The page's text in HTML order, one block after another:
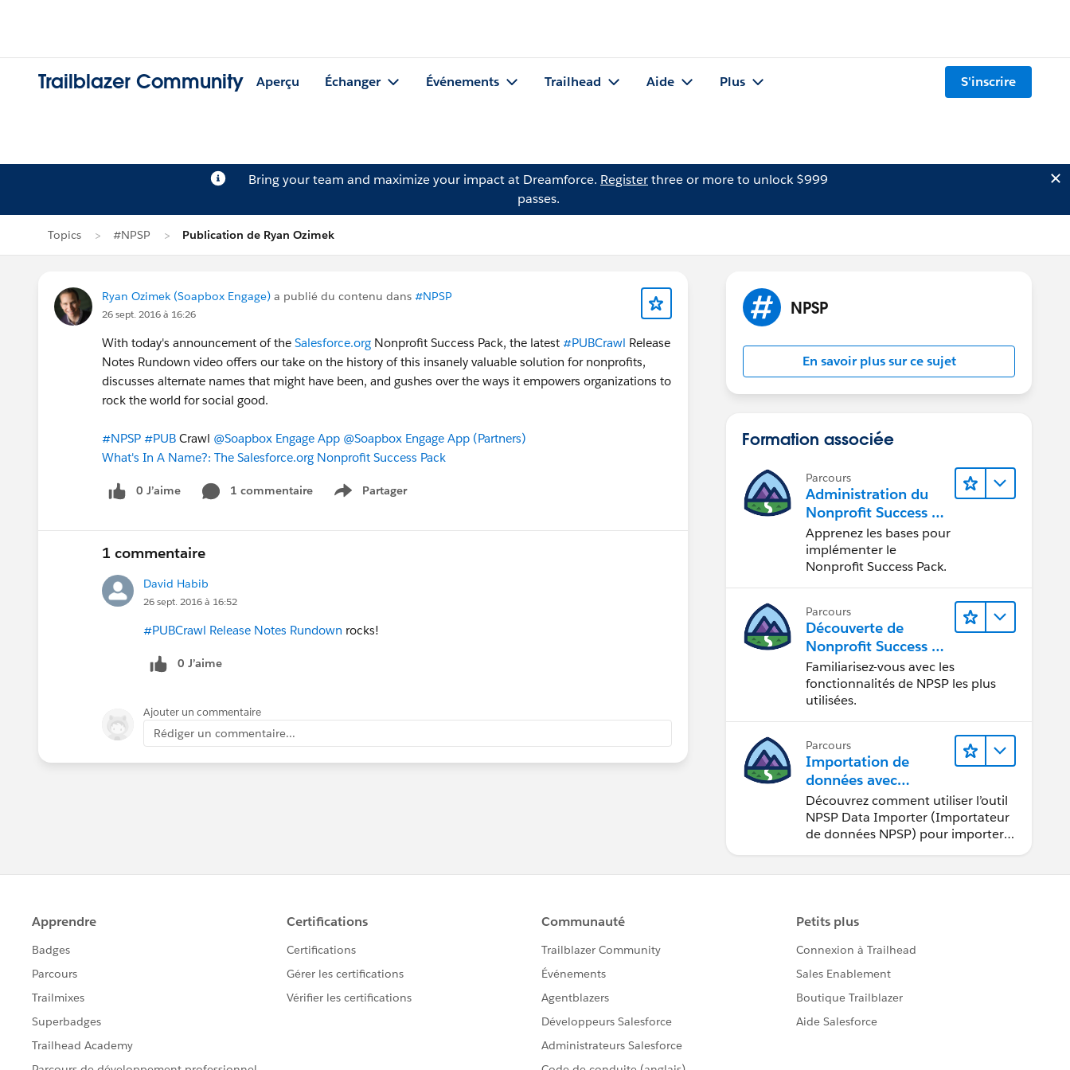
Trailblazer Community Aperçu Échanger Événements Trailhead Aide Plus S'inscrire
Bring your team and maximize your impact at Dreamforce. Registerthree or more to unlock $999
passes.
Topics #NPSP Publication de Ryan Ozimek
Ryan Ozimek (Soapbox Engage) a publié du contenu dans #NPSP
26 sept. 2016 à 16:26
With today's announcement of the Salesforce.org Nonprofit Success Pack, the latest #PUBCrawl Release
Notes Rundown video offers our take on the history of this insanely valuable solution for nonprofits,
discusses alternate names that might have been, and gushes over the ways it empowers organizations to
rock the world for social good.
#NPSP #PUB Crawl @Soapbox Engage App @Soapbox Engage App (Partners)
What's In A Name?: The Salesforce.org Nonprofit Success Pack
0 J’aime 1 commentaire Partager
Show menu
1 commentaire
David Habib
26 sept. 2016 à 16:52
#PUBCrawl Release Notes Rundown rocks!
0 J’aime
Ajouter un commentaire
Rédiger un commentaire...
NPSP
En savoir plus sur ce sujet
Formation associée
Parcours
Administration du
Nonprofit Success Pa
ck (NPSP)
Apprenez les bases pour
implémenter le
Nonprofit Success Pack.
Parcours
Découverte de
Nonprofit Success Pa
ck (NPSP)
Familiarisez-vous avec les
fonctionnalités de NPSP les plus
utilisées.
Parcours
Importation de
données avec
Nonprofit Success Pa
ck (NPSP)
Découvrez comment utiliser l’outil
NPSP Data Importer (Importateur
de données NPSP) pour importer